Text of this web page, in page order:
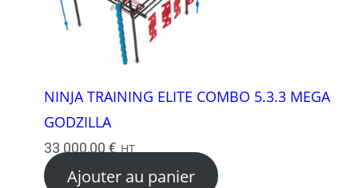
NINJA TRAINING ELITE COMBO 5.3.3 MEGA
GODZILLA
33 000,00€ HT
Ajouter au panier